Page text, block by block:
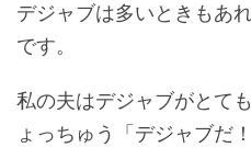
デジャブは多いときもあ
です。
私の夫はデジャブがとて
ょっちゅう「デジャブだ